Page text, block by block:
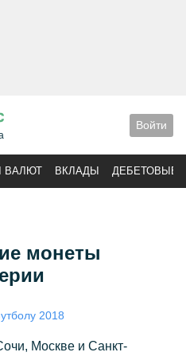
Войти
ВАЛЮТ ВКЛАДЫ ДЕБЕТОВЫЕ
монеты
2018
Москве и Санкт-